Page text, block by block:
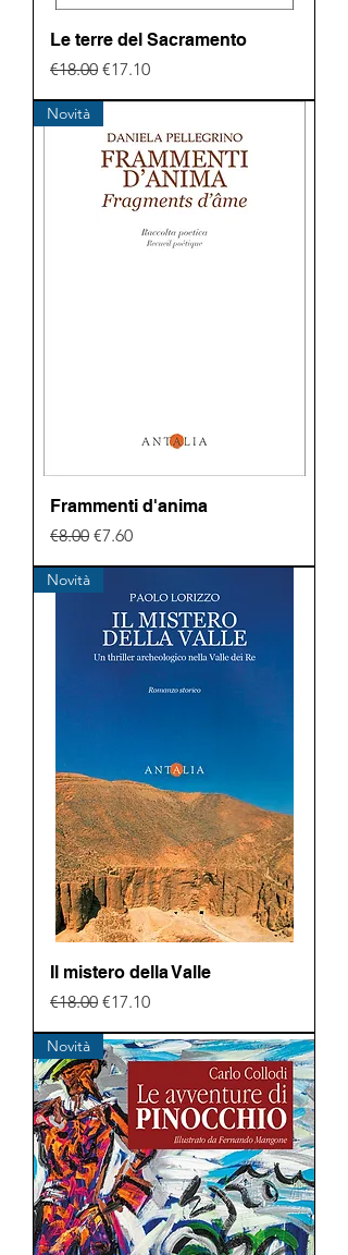
Le terre del Sacramento
Regular Price
€18.00 Sale Price
€17.10
Novità
Frammenti d'anima
Regular Price
€8.00 Sale Price
€7.60
Novità
Il mistero della Valle
Regular Price
€18.00 Sale Price
€17.10
Novità